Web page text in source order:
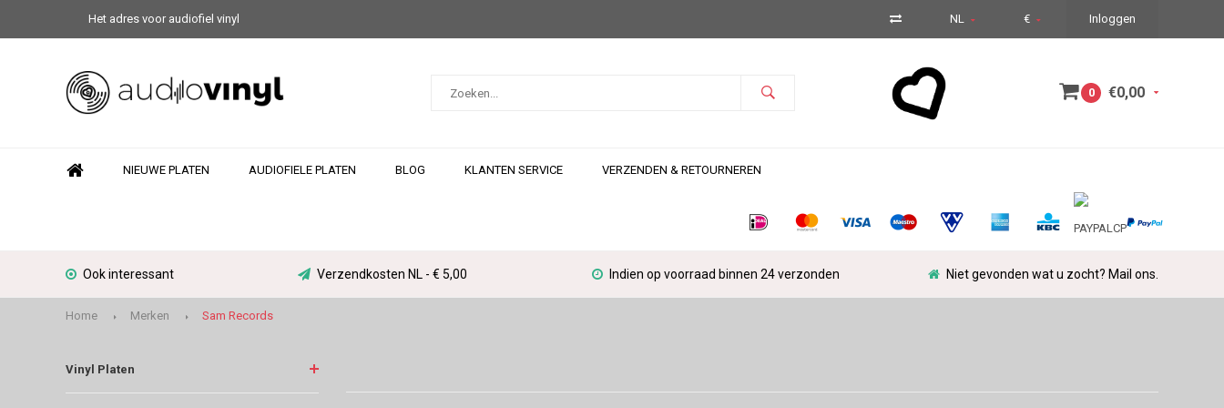
Het adres voor audiofiel vinyl NL € Inloggen
0 €0,00
NIEUWE PLATEN AUDIOFIELE PLATEN BLOG KLANTEN SERVICE VERZENDEN & RETOURNEREN
Ook interessant Verzendkosten NL - € 5,00 Indien op voorraad binnen 24 verzonden Niet gevonden wat u zocht? Mail ons.
Home Merken Sam Records
Vinyl Platen